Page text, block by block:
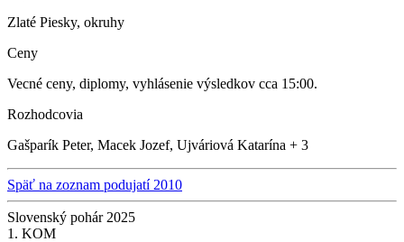
Zlaté Piesky, okruhy
Ceny
Vecné ceny, diplomy, vyhlásenie výsledkov cca 15:00.
Rozhodcovia
Gašparík Peter, Macek Jozef, Ujváriová Katarína + 3
Späť na zoznam podujatí 2010
Slovenský pohár 2025
1. KOM